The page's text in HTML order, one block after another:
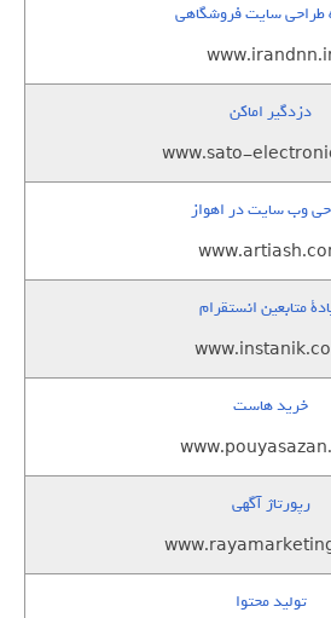
طراحی سایت فروشگاهی
دزدگیر اماکن
www.sato-
وب سایت در اهواز
متابعين انستقرام
خرید هاست
رپورتاژ آگهی
تولید محتوا